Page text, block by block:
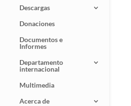
Descargas
Donaciones
Documentos e
Informes
Departamento
internacional
Multimedia
Acerca de